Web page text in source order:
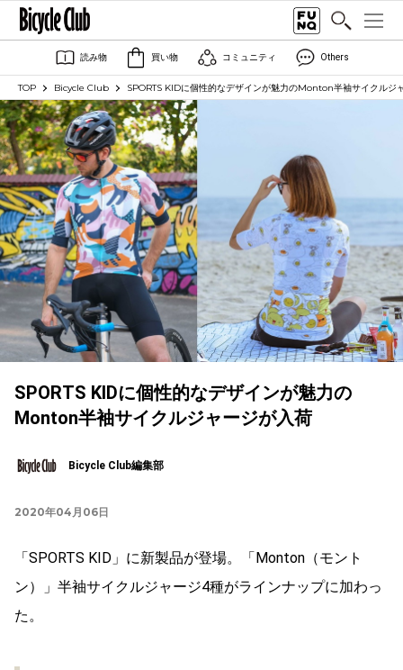
読み物 買い物 コミュニティ Others
TOP Bicycle Club SPORTS KIDに個性的なデザインが魅力のMonton半袖サイクルジ
SPORTS KIDに個性的なデザインが魅力の
Monton半袖サイクルジャージが入荷
Bicycle Club編集部
2020年04月06日
「SPORTS KID」に新製品が登場。「Monton（モント
ン）」半袖サイクルジャージ4種がラインナップに加わっ
た。